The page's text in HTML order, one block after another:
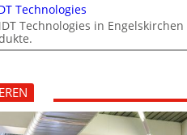
Technologies
Technologies in Engelskirchen